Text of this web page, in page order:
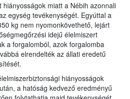
miatt a Nébih azonnali
egység tevékenységét. Egyúttal a
kg nem nyomonkövethető, lejárt
idejű élelmiszert
a forgalomból, azok forgalomba
elrendelték az állati eredetű
hiányosságok
a hatóság kedvező eredményű